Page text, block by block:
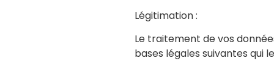
Légitimation :
Le traitement de vos
bases légales suivantes qui